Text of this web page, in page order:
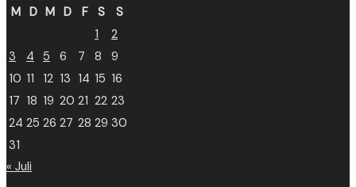
M D M D F S
S
1
2
3
4 5 6 7 8
9
10 11 12 13 14 15 16
17 18 19 20 21 22 23
24 25 26 27 28 29 30
31
« Juli